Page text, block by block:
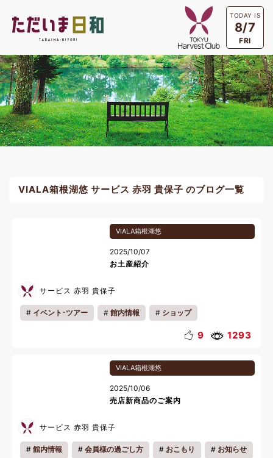
TODAY IS
8/7
FRI
VIALA箱根湖悠 サービス 赤羽 貴保子 のブログ一覧
VIALA箱根湖悠
2025/10/07
お土産紹介
サービス 赤羽 貴保子
イベント･ツアー 館内情報 ショップ
9 1293
VIALA箱根湖悠
2025/10/06
売店新商品のご案内
サービス 赤羽 貴保子
館内情報 会員様の過ごし方 おこもり お知らせ